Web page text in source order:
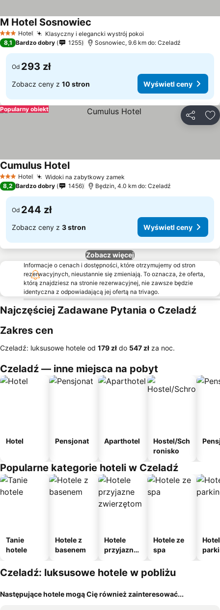
3 Kategoria
Hotel Klasyczny i elegancki wystrój pokoi
M Hotel Sosnowiec
8,1 Bardzo dobry 1255 Sosnowiec, 9.6 km do: Czeladź
Od 293 zł
Zobacz ceny z 10 stron Wyświetl ceny
Popularny obiekt
3 Kategoria
Hotel Widoki na zabytkowy zamek
Cumulus HotelWyświetl ceny
8,2 Bardzo dobry 1456 Będzin, 4.0 km do: Czeladź
Od 244 zł
Zobacz ceny z 3 stron Wyświetl ceny
Zobacz więcej
Informacje o cenach i dostępności, które otrzymujemy od stron
rezerwacyjnych, nieustannie się zmieniają. To oznacza, że oferta,
którą znajdziesz na stronie rezerwacyjnej, nie zawsze będzie
identyczna z odpowiadającą jej ofertą na trivago.
Najczęściej Zadawane Pytania o Czeladź
Zakres cen
Czeladź: luksusowe hotele od ‎179 zł do ‎547 zł za noc.
Czeladź — inne miejsca na pobyt
Hotel Pensjonat Aparthotel
Hostel/Sch
ronisko
Popularne kategorie hoteli w Czeladź
Tanie
hotele
Hotele z
basenem
Hotele
przyjazne
m
Hotele ze
spa
Czeladź: luksusowe hotele w pobliżu
Następujące hotele mogą Cię również zainteresować...